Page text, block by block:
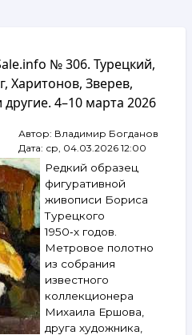
№ 306. Турецкий,
Харитонов, Зверев,
4–10 марта 2026
Автор: Владимир Богданов
Дата: ср, 04.03.2026 12:00
Редкий образец
фигуративной
живописи Бориса
Турецкого
1950‑х годов.
Метровое полотно
из собрания
известного
коллекционера
Михаила Ершова,
друга художника,